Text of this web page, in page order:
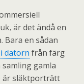
är det ändå en
Bara en sådan
datorn från färg
gamla
är släktporträtt